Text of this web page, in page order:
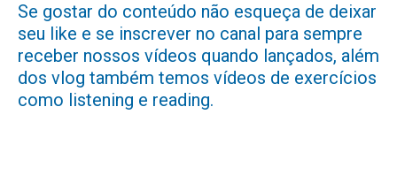
Se gostar do conteúdo não esqueça de deixar
seu like e se inscrever no canal para sempre
receber nossos vídeos quando lançados, além
dos vlog também temos vídeos de exercícios
como listening e reading.